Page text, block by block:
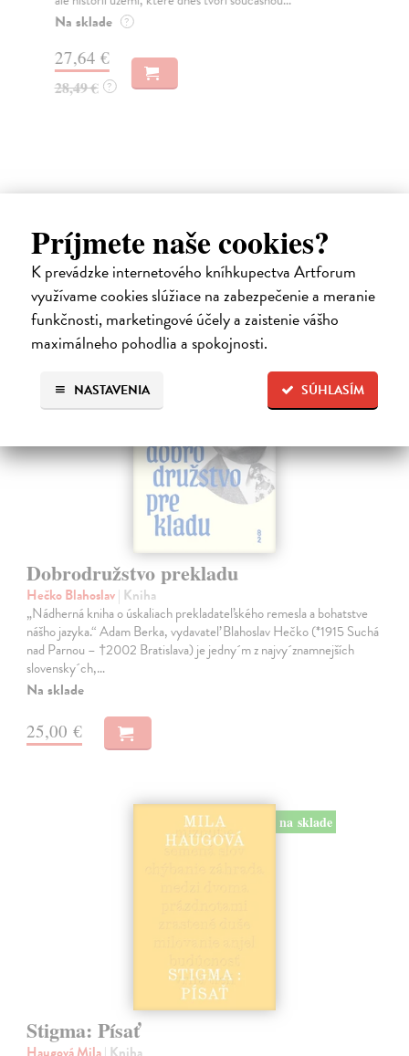
Príjmete naše cookies?
K prevádzke internetového kníhkupectva Artforum
využívame cookies slúžiace na zabezpečenie a meranie
funkčnosti, marketingové účely a zaistenie vášho
maximálneho pohodlia a spokojnosti.
SÚHLASÍM
NASTAVENIA
Na sklade ?
27,64 €
28,49 € ?
Ďalšie z kategórie literatúra,
literárna veda
novinka
Dobrodružstvo prekladu
Hečko Blahoslav| Kniha
„Nádherná kniha o úskaliach prekladateľského remesla a bohatstve
nášho jazyka.“ Adam Berka, vydavateľ Blahoslav Hečko (*1915 Suchá
nad Parnou – †2002 Bratislava) je jedny´m z najvy´znamnejších
slovensky´ch,…
Na sklade
25,00 €
na sklade
Stigma: Písať